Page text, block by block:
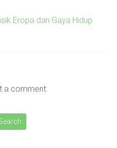
Eropa dan Gaya Hidup
a comment.